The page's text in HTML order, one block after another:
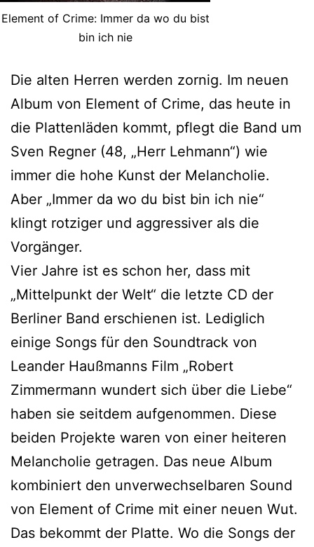
Element of Crime: Immer da wo du bist
bin ich nie
Die alten Herren werden zornig. Im neuen
Album von Element of Crime, das heute in
die Plattenläden kommt, pflegt die Band um
Sven Regner (48, „Herr Lehmann“) wie
immer die hohe Kunst der Melancholie.
Aber „Immer da wo du bist bin ich nie“
klingt rotziger und aggressiver als die
Vorgänger.
Vier Jahre ist es schon her, dass mit
„Mittelpunkt der Welt“ die letzte CD der
Berliner Band erschienen ist. Lediglich
einige Songs für den Soundtrack von
Leander Haußmanns Film „Robert
Zimmermann wundert sich über die Liebe“
haben sie seitdem aufgenommen. Diese
beiden Projekte waren von einer heiteren
Melancholie getragen. Das neue Album
kombiniert den unverwechselbaren Sound
von Element of Crime mit einer neuen Wut.
Das bekommt der Platte. Wo die Songs der